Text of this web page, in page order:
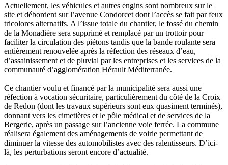
Actuellement, les véhicules et autres engins sont nombreux sur le
site et débordent sur l’avenue Condorcet dont l’accès se fait par feux
tricolores alternatifs. A l’issue totale du chantier, le fossé du chemin
de la Monadière sera supprimé et remplacé par un trottoir pour
faciliter la circulation des piétons tandis que la bande roulante sera
entièrement renouvelée après la réfection des réseaux d’eau,
d’assainissement et de pluvial par les entreprises et les services de la
communauté d’agglomération Hérault Méditerranée.
Ce chantier voulu et financé par la municipalité sera aussi une
réfection à vocation sécuritaire, particulièrement du côté de la Croix
de Redon (dont les travaux supérieurs sont eux quasiment terminés),
donnant vers les cimetières et le pôle médical et de services de la
Bergerie, après un passage sur l’ancienne voie ferrée. La commune
réalisera également des aménagements de voirie permettant de
diminuer la vitesse des automobilistes avec des ralentisseurs. D’ici-
là, les perturbations seront encore d’actualité.